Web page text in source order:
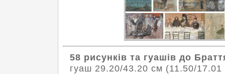
58 рисунків та гуашів до
гуаш 29.20/43.20 см (11.50/